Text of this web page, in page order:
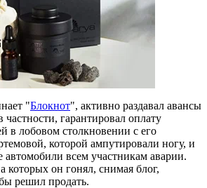
"Блокнот", активно раздавал авансы
гарантировал оплату
в лобовом столкновении с его
которой ампутировали ногу, и
всем участникам аварии.
которых он гонял, снимая блог,
решил продать.